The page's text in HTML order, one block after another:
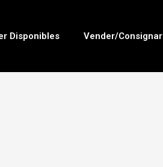
Disponibles Vender/Consignar